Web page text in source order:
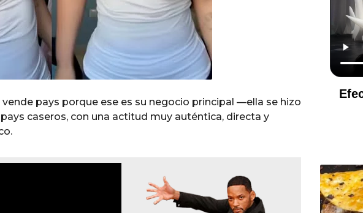
pays porque ese es su negocio principal —ella se hizo
caseros, con una actitud muy auténtica, directa y